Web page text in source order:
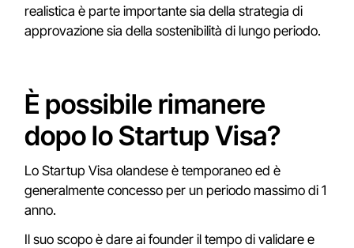
realistica è parte importante sia della strategia di
approvazione sia della sostenibilità di lungo periodo.
È possibile rimanere
dopo lo Startup Visa?
Lo Startup Visa olandese è temporaneo ed è
generalmente concesso per un periodo massimo di 1
anno.
Il suo scopo è dare ai founder il tempo di validare e